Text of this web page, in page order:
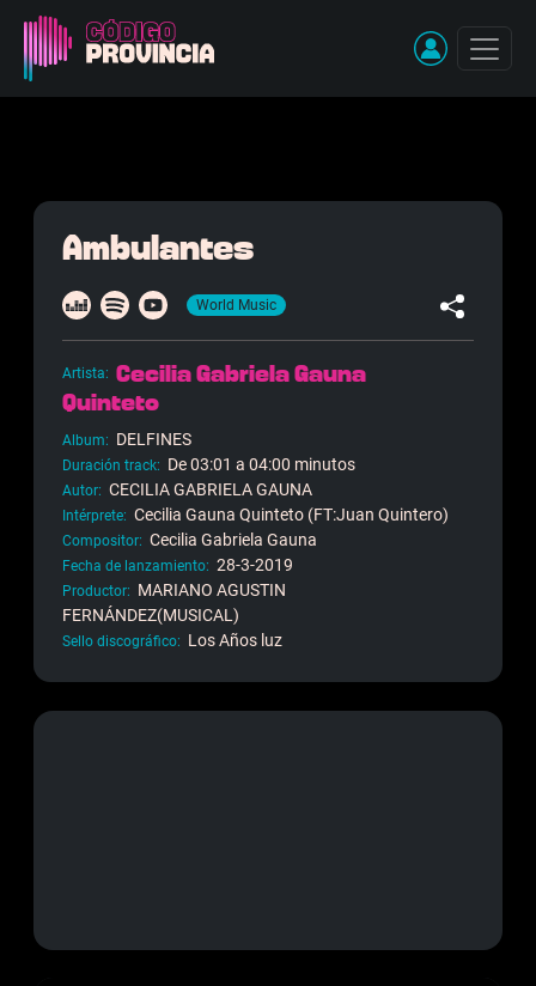
Ambulantes
World Music
Artista
Cecilia Gabriela Gauna
Quinteto
Album DELFINES
Duración track De 03:01 a 04:00 minutos
Autor CECILIA GABRIELA GAUNA
Intérprete Cecilia Gauna Quinteto (FT:Juan Quintero)
Compositor Cecilia Gabriela Gauna
Fecha de lanzamiento 28-3-2019
Productor
MARIANO AGUSTIN
FERNÁNDEZ(MUSICAL)
Sello discográfico Los Años luz